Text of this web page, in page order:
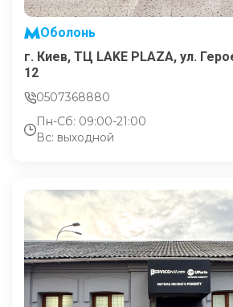
Оболонь
г. Киев, ТЦ LAKE PLAZA, ул.
12
0507368880
Пн-Сб: 09:00-21:00
Вс: выходной